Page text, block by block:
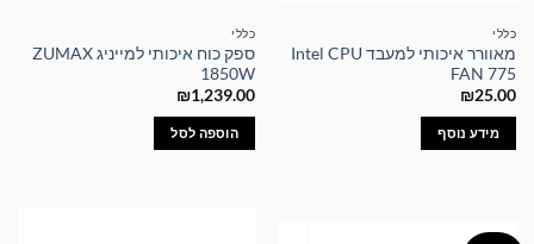
כללי
מאוורר איכותי למעבד Intel CPU
FAN 775
₪25.00
מידע נוסף
כללי
ספק כוח איכותי למייניג ZUMAX
1850W
₪1,239.00
הוספה לסל